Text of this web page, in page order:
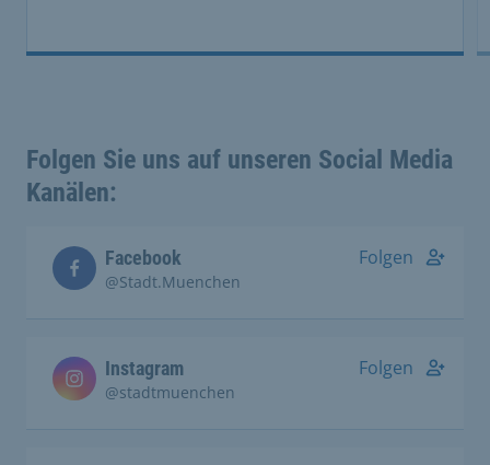
Folgen Sie uns auf unseren Social Media
Kanälen:
Facebook
@Stadt.Muenchen
Folgen
Instagram
@stadtmuenchen
Folgen